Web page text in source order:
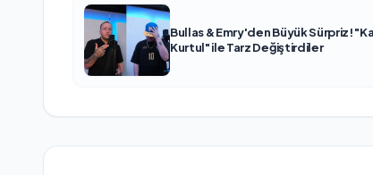
Bullas & Emry'den Büyük Sürpriz!
Kurtul" ile Tarz Değiştirdiler